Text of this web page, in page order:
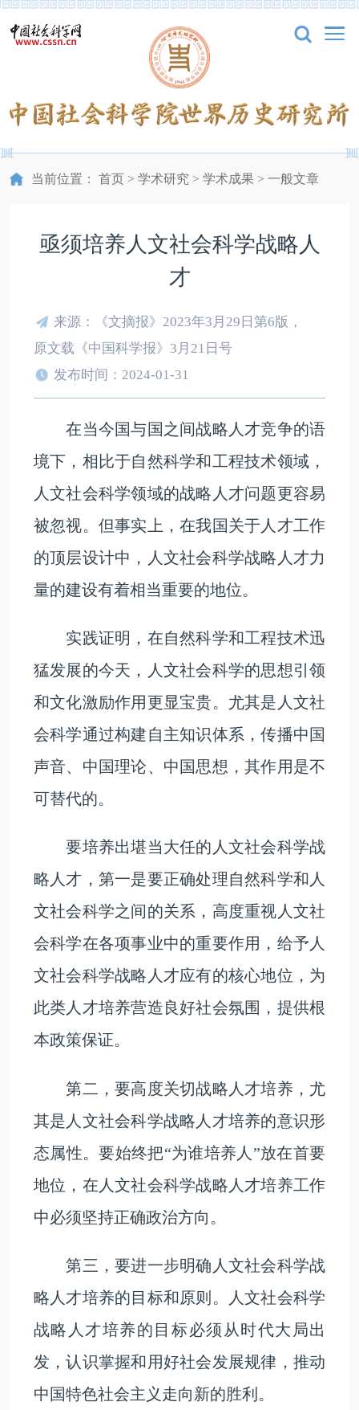
当前位置： 首页> 学术研究 > 学术成果 > 一般文章
亟须培养人文社会科学战略人
才
来源：《文摘报》2023年3月29日第6版，
原文载《中国科学报》3月21日号
发布时间：2024-01-31
在当今国与国之间战略人才竞争的语
境下，相比于自然科学和工程技术领域，
人文社会科学领域的战略人才问题更容易
被忽视。但事实上，在我国关于人才工作
的顶层设计中，人文社会科学战略人才力
量的建设有着相当重要的地位。
实践证明，在自然科学和工程技术迅
猛发展的今天，人文社会科学的思想引领
和文化激励作用更显宝贵。尤其是人文社
会科学通过构建自主知识体系，传播中国
声音、中国理论、中国思想，其作用是不
可替代的。
要培养出堪当大任的人文社会科学战
略人才，第一是要正确处理自然科学和人
文社会科学之间的关系，高度重视人文社
会科学在各项事业中的重要作用，给予人
文社会科学战略人才应有的核心地位，为
此类人才培养营造良好社会氛围，提供根
本政策保证。
第二，要高度关切战略人才培养，尤
其是人文社会科学战略人才培养的意识形
态属性。要始终把“为谁培养人”放在首要
地位，在人文社会科学战略人才培养工作
中必须坚持正确政治方向。
第三，要进一步明确人文社会科学战
略人才培养的目标和原则。人文社会科学
战略人才培养的目标必须从时代大局出
发，认识掌握和用好社会发展规律，推动
中国特色社会主义走向新的胜利。